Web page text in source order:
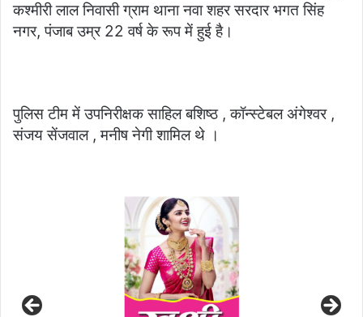
कश्मीरी लाल निवासी ग्राम थाना नवा शहर सरदार भगत सिंह
नगर, पंजाब उम्र 22 वर्ष के रूप में हुई है।
पुलिस टीम में उपनिरीक्षक साहिल बशिष्ठ , कॉन्स्टेबल अंगेश्वर ,
संजय सेंजवाल , मनीष नेगी शामिल थे ।